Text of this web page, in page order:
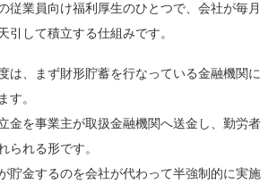
従業員向け福利厚生のひとつで、会社が毎月
引して積立する仕組みです。
は、まず財形貯蓄を行なっている金融機関に
す。
金を事業主が取扱金融機関へ送金し、勤労者
られる形です。
貯金するのを会社が代わって半強制的に実施